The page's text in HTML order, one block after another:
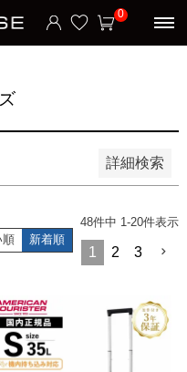
0
詳細検索
順 新着順
48件中 1-20件表示
1 2 3